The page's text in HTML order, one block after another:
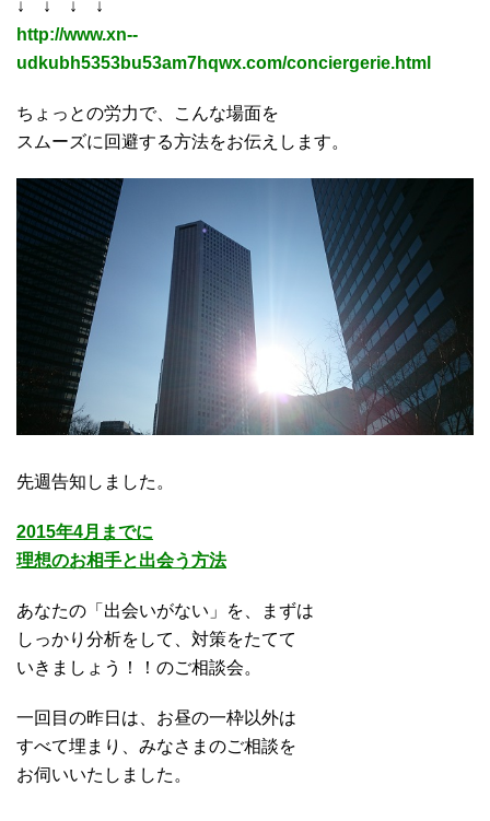
↓ ↓ ↓ ↓
http://www.xn--
udkubh5353bu53am7hqwx.com/conciergerie.html
ちょっとの労力で、こんな場面を
スムーズに回避する方法をお伝えします。
先週告知しました。
2015年4月までに
理想のお相手と出会う方法
あなたの「出会いがない」を、まずは
しっかり分析をして、対策をたてて
いきましょう！！のご相談会。
一回目の昨日は、お昼の一枠以外は
すべて埋まり、みなさまのご相談を
お伺いいたしました。